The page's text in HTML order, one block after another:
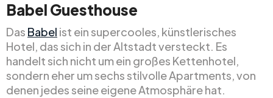
Babel Guesthouse
Das Babel ist ein supercooles, künstlerisches
Hotel, das sich in der Altstadt versteckt. Es
handelt sich nicht um ein großes Kettenhotel,
sondern eher um sechs stilvolle Apartments, von
denen jedes seine eigene Atmosphäre hat.